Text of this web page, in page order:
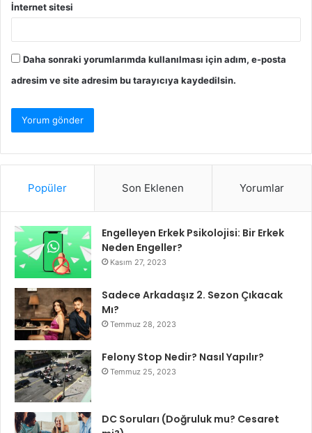
İnternet sitesi
Daha sonraki yorumlarımda kullanılması için adım, e-posta
adresim ve site adresim bu tarayıcıya kaydedilsin.
Popüler Son Eklenen Yorumlar
Engelleyen Erkek Psikolojisi: Bir Erkek
Neden Engeller?
Kasım 27, 2023
Sadece Arkadaşız 2. Sezon Çıkacak
Mı?
Temmuz 28, 2023
Felony Stop Nedir? Nasıl Yapılır?
Temmuz 25, 2023
DC Soruları (Doğruluk mu? Cesaret